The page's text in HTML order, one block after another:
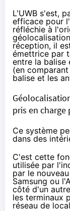
L'UWB s'est,
efficace pour
réfléchie à
réception, il
émettrice par
entre la balise
(en
balise et les
pris en charge
Ce système
dans des
C'est cette
utilisée par
par le
Samsung ou
côté d'un
les terminaux
réseau de